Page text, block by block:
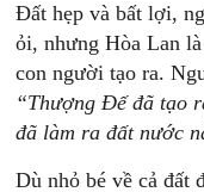
Đất hẹp và bất lợi,
ỏi, nhưng Hòa Lan
con người tạo ra.
“Thượng Đế đã tạo
đã làm ra đất nước
Dù nhỏ bé về cả đất